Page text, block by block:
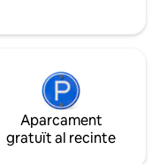
Aparcament
gratuït al recinte